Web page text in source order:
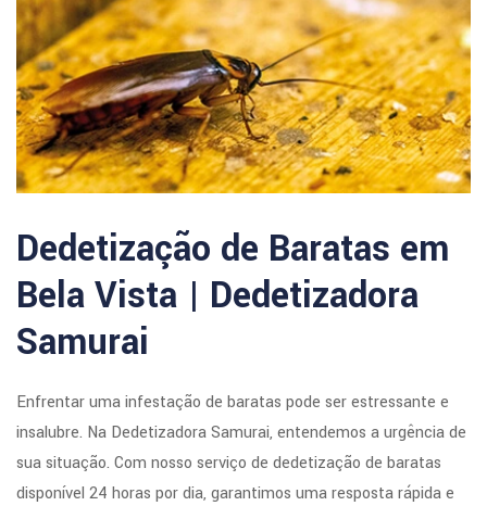
Dedetização de Baratas em
Bela Vista | Dedetizadora
Samurai
Enfrentar uma infestação de baratas pode ser estressante e
insalubre. Na Dedetizadora Samurai, entendemos a urgência de
sua situação. Com nosso serviço de dedetização de baratas
disponível 24 horas por dia, garantimos uma resposta rápida e